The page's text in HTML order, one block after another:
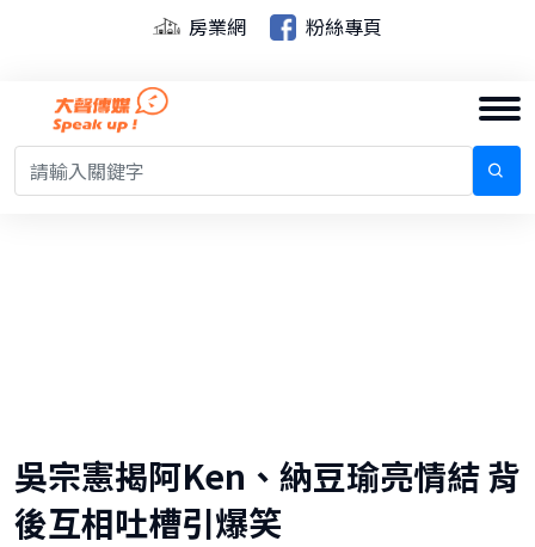
房業網 粉絲專頁
吳宗憲揭阿Ken、納豆瑜亮情結 背
後互相吐槽引爆笑